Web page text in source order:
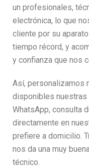
un profesionales,
electrónica, lo que
cliente por su
tiempo récord, y
y confianza que nos
Así, personalizamos
disponibles
WhatsApp, consulta
directamente en
prefiere a domicilio.
nos da una muy
técnico.